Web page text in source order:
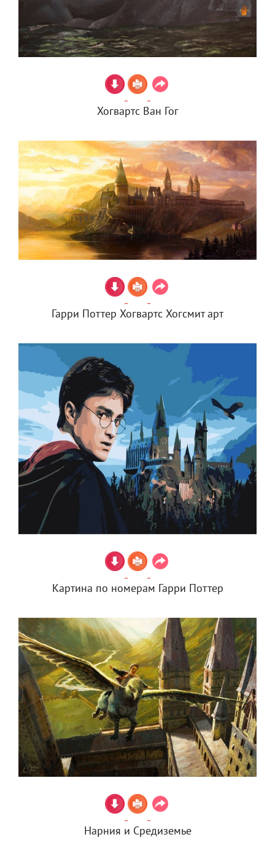
Хогвартс Ван Гог
Гарри Поттер Хогвартс Хогсмит арт
Картина по номерам Гарри Поттер
Нарния и Средиземье